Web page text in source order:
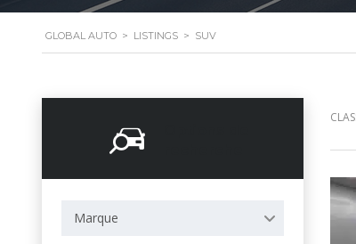
GLOBAL AUTO > LISTINGS > SUV
Marque